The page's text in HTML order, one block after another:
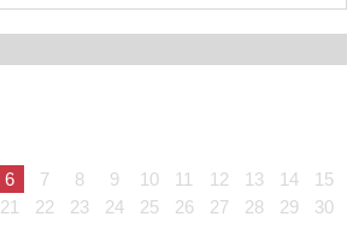
6 7 8 9 10 11 12 13 14
15
21 22 23 24 25 26 27 28 29
30